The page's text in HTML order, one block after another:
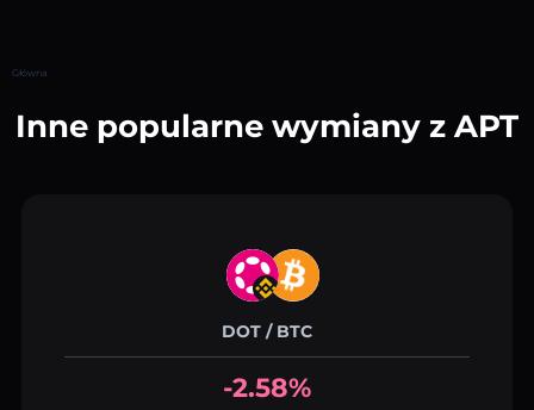
Główna
Inne popularne wymiany z APT
DOT / BTC
-2.58%